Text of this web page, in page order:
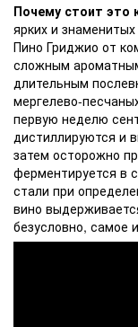
Почему стоит это
ярких и
Пино Гриджио от
сложным
длительным
мергелево-
первую неделю
дистиллируются и
затем осторожно
ферментируется в
стали при
вино
безусловно, самое